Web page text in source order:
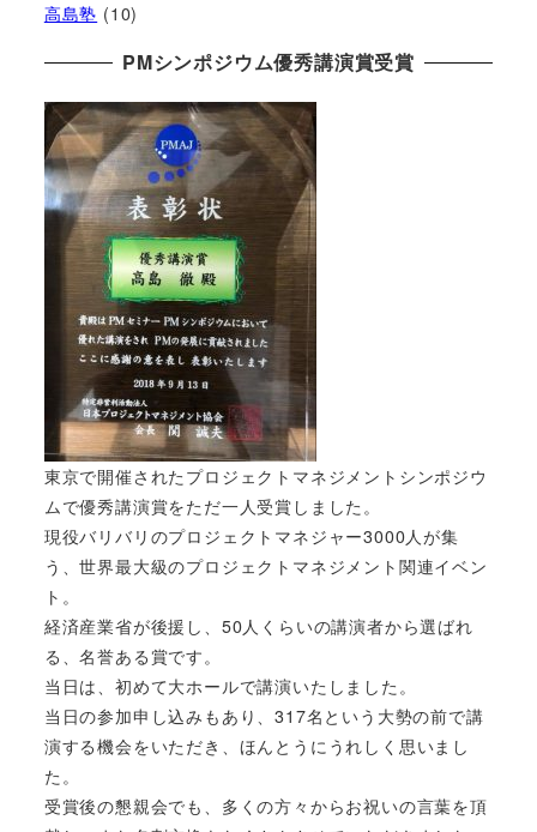
高島塾 (10)
PMシンポジウム優秀講演賞受賞
東京で開催されたプロジェクトマネジメントシンポジウ
ムで優秀講演賞をただ一人受賞しました。
現役バリバリのプロジェクトマネジャー3000人が集
う、世界最大級のプロジェクトマネジメント関連イベン
ト。
経済産業省が後援し、50人くらいの講演者から選ばれ
る、名誉ある賞です。
当日は、初めて大ホールで講演いたしました。
当日の参加申し込みもあり、317名という大勢の前で講
演する機会をいただき、ほんとうにうれしく思いまし
た。
受賞後の懇親会でも、多くの方々からお祝いの言葉を頂